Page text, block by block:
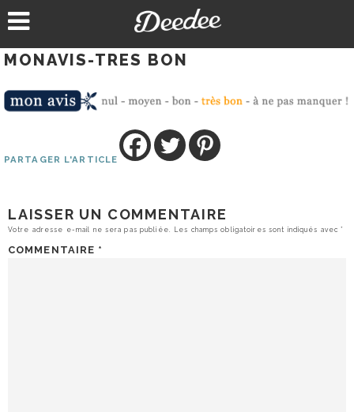
au
MONAVIS-TRES BON
PARTAGER L'ARTICLE
LAISSER UN COMMENTAIRE
Votre adresse e-mail ne sera pas publiée. Les champs obligatoires sont indiqués avec*
COMMENTAIRE *